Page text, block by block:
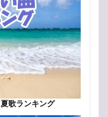
歌ランキング